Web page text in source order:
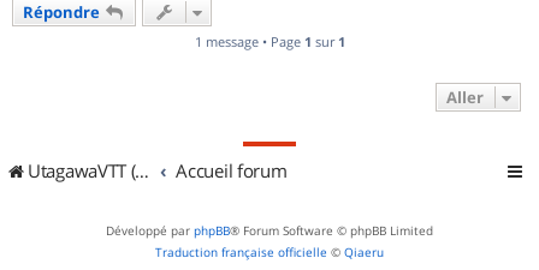
Répondre
1 message • Page 1 sur 1
Aller
UtagawaVTT (Randos VTT et VTTAE avec traces GPS) Accueil forum
Développé par phpBB® Forum Software © phpBB Limited
Traduction française officielle © Qiaeru